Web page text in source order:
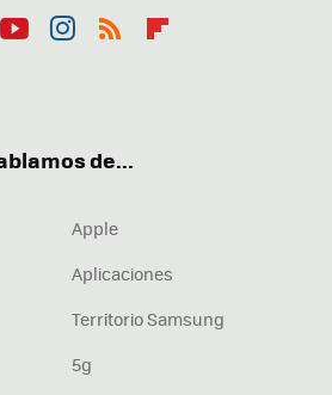
de...
Apple
Aplicaciones
Territorio Samsung
5g